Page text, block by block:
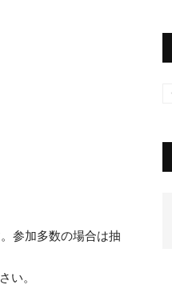
参加多数の場合は抽
い。